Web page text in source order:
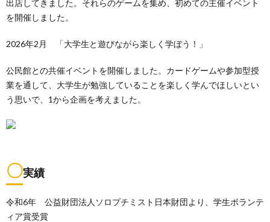
出店してきました。それらのゲームを集め、初めての主催イベント
を開催しました。
2026年2月 「大学生と遊びながら楽しく学ぼう！」
公民館との共催イベントを開催しました。カードゲームや参加型授
業を通して、大学生が勉強していることを楽しく学んでほしいとい
う思いで、1から企画を考えました。
〇実績
令和6年 公益財団法人ソロプチミスト日本財団より、学生ボランテ
ィア賞受賞